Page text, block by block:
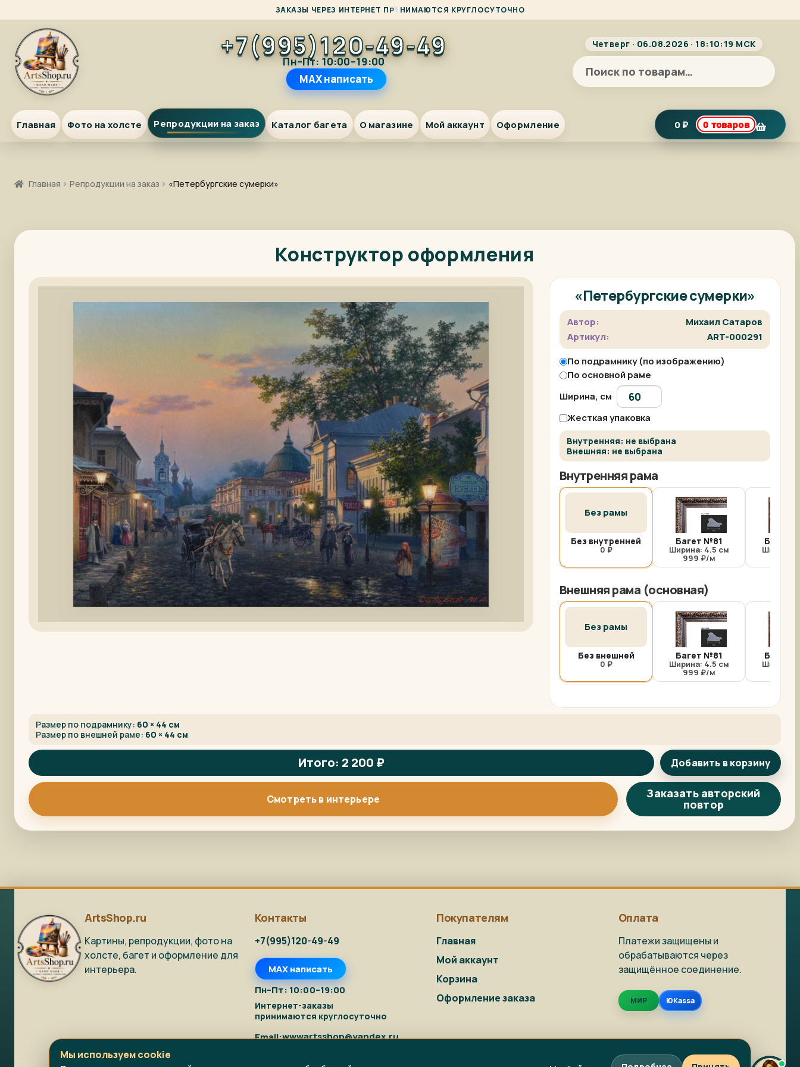
ЗАКАЗЫ ЧЕРЕЗ ИНТЕРНЕТ ПРИНИМАЮТСЯ КРУГЛОСУТОЧНО
Перейти
навигации
Перейти
содержимому
+7(995)120-49-49
Пн–Пт: 10:00–19:00
MAX написать
Четверг · 06.08.2026 · 18:10:19 МСК
Искать:
Главная Фото на холсте Репродукции на заказ Каталог багета О магазине Мой аккаунт Оформление 0 ₽ 0 товаров
Главная Репродукции на заказ «Петербургские сумерки»
Конструктор оформления
«Петербургские сумерки»
Автор:
Михаил Сатаров
Артикул:
ART-000291
По подрамнику (по изображению)
По основной раме
Ширина, см
Жесткая упаковка
Внутренняя: не выбрана
Внешняя: не выбрана
Внутренняя рама
Без рамы
Без внутренней
0 ₽
Багет №81
Ширина: 4.5 см
999 ₽/м
Багет
Ширина:
Внешняя рама (основная)
Без рамы
Без внешней
0 ₽
Багет №81
Ширина: 4.5 см
999 ₽/м
Багет
Ширина:
Размер по подрамнику: 60 × 44 см
Размер по внешней раме: 60 × 44 см
Итого: 2 200 ₽ Добавить в корзину
Смотреть в интерьере Заказать авторский
повтор
ArtsShop.ru
Картины, репродукции, фото на
холсте, багет и оформление для
интерьера.
Контакты
+7(995)120-49-49
MAX написать
Пн–Пт: 10:00–19:00
Интернет-заказы
принимаются круглосуточно
Email:wwwartsshop@yandex.ru
Покупателям
Главная
Мой аккаунт
Корзина
Оформление заказа
Оплата
Платежи защищены и
обрабатываются через
защищённое соединение.
МИР ЮKassa
Арт-помощница
ArtsShop.ru
Фото на холсте
Написать в MAX
Мы используем cookie